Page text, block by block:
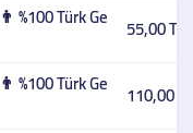
%100 Türk Ge 55,00 TL
%100 Türk Ge 110,00 TL